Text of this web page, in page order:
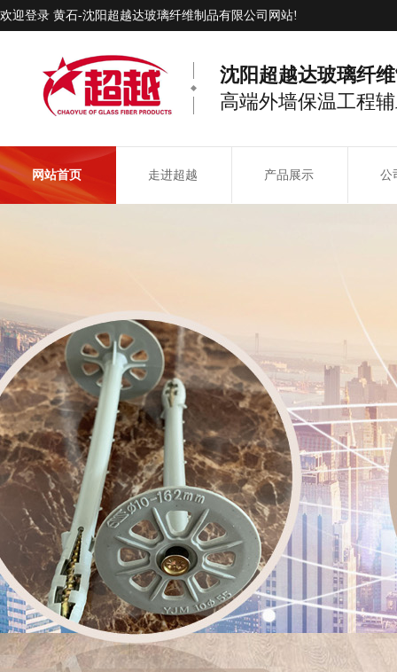
欢迎登录 黄石-沈阳超越达玻璃纤维制品有限公司网站!
沈阳超越达玻璃纤
高端外墙保温工程
网站首页 走进超越 产品展示 公